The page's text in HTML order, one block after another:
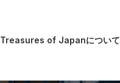
Treasures of Japanについて